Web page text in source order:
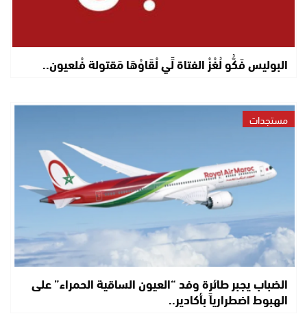
البوليس فَكُّو لُغْزْ الفتاة لِّي لْقَاوْهَا مَقتولة فْلعيون..
مستجدات
الضباب يجبر طائرة وفد “العيون الساقية الحمراء” على
الهبوط اضطرارياً بأكادير..